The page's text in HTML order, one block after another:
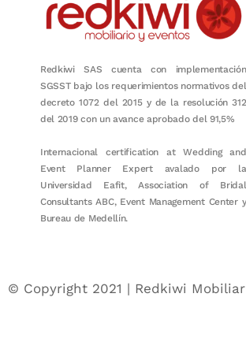
Redkiwi SAS cuenta con implementación
SGSST bajo los requerimientos normativos del
decreto 1072 del 2015 y de la resolución 312
del 2019 con un avance aprobado del 91,5%
Internacional certification at Wedding and
Event Planner Expert avalado por la
Universidad Eafit, Association of Bridal
Consultants ABC, Event Management Center y
Bureau de Medellín.
© Copyright 2021 | Redkiwi